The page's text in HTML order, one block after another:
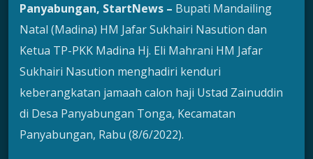
Panyabungan, StartNews – Bupati Mandailing
Natal (Madina) HM Jafar Sukhairi Nasution dan
Ketua TP-PKK Madina Hj. Eli Mahrani HM Jafar
Sukhairi Nasution menghadiri kenduri
keberangkatan jamaah calon haji Ustad Zainuddin
di Desa Panyabungan Tonga, Kecamatan
Panyabungan, Rabu (8/6/2022).